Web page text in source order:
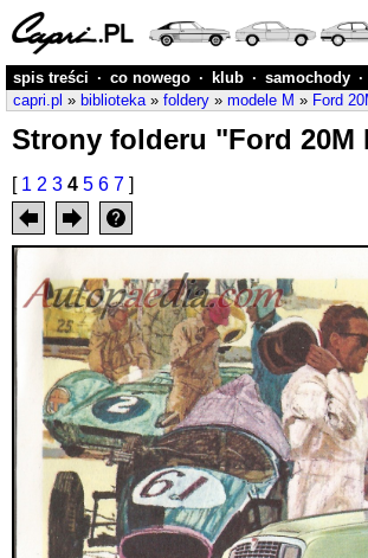
spis treści · co nowego · klub · samochody ·
capri.pl » biblioteka» foldery » modele M » Ford
Strony folderu "Ford 20M
[ 1 2 3 4 5 6 7 ]